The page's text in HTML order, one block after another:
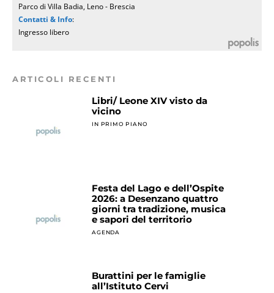
Parco di Villa Badia, Leno - Brescia
Contatti & Info:
Ingresso libero
ARTICOLI RECENTI
Libri/ Leone XIV visto da
vicino
IN PRIMO PIANO
Festa del Lago e dell’Ospite
2026: a Desenzano quattro
giorni tra tradizione, musica
e sapori del territorio
AGENDA
Burattini per le famiglie
all’Istituto Cervi